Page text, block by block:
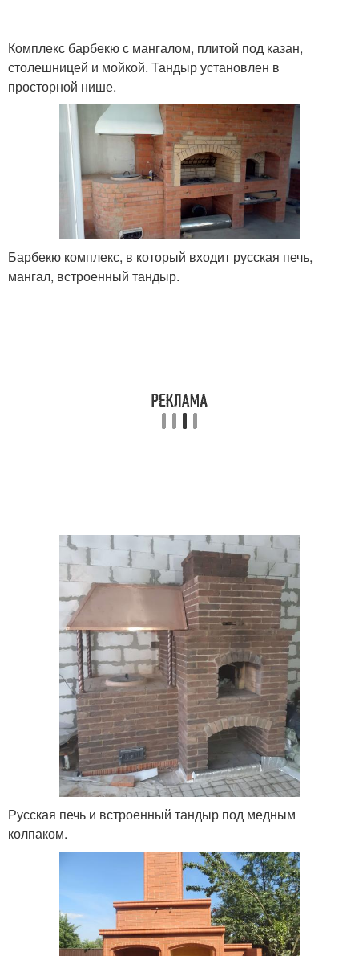
Комплекс барбекю с мангалом, плитой под казан,
столешницей и мойкой. Тандыр установлен в
просторной нише.
Барбекю комплекс, в который входит русская печь,
мангал, встроенный тандыр.
Русская печь и встроенный тандыр под медным
колпаком.